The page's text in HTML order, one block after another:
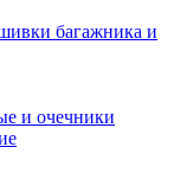
багажника и
и очечники